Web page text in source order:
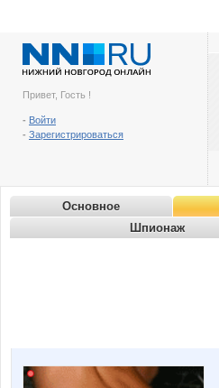
Привет, Гость !
- Войти
- Зарегистрироваться
Основное
Шпионаж